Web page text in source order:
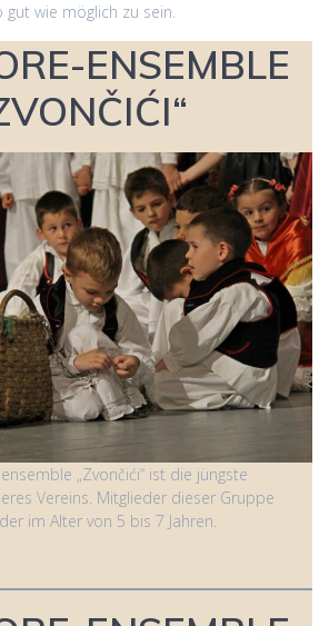
gut wie möglich zu sein.
ENSEMBLE
„Zvončići“ ist die jüngste
Vereins. Mitglieder dieser Gruppe
im Alter von 5 bis 7 Jahren.